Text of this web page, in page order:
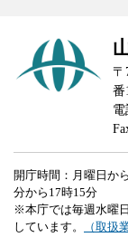
〒
番
電
開庁時間：月曜日か
分から17時15分
※本庁では毎週水曜
しています。
（取扱